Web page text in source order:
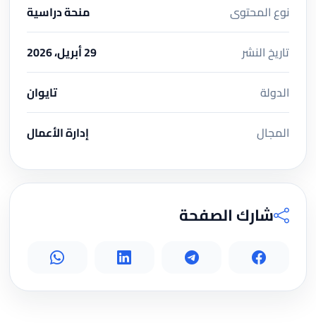
نوع المحتوى
منحة دراسية
تاريخ النشر
29 أبريل، 2026
الدولة
تايوان
المجال
إدارة الأعمال
شارك الصفحة